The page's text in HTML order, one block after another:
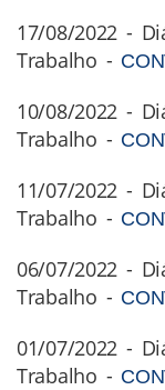
17/08/2022 -
Trabalho -
10/08/2022 -
Trabalho -
11/07/2022 -
Trabalho -
06/07/2022 -
Trabalho -
01/07/2022 -
Trabalho -